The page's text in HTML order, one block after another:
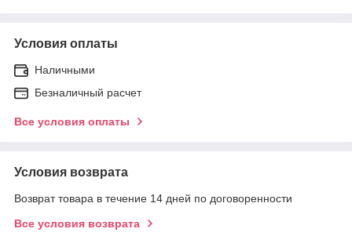
Условия оплаты
Наличными
Безналичный расчет
Все условия оплаты
Условия возврата
Возврат товара в течение 14 дней по договоренности
Все условия возврата